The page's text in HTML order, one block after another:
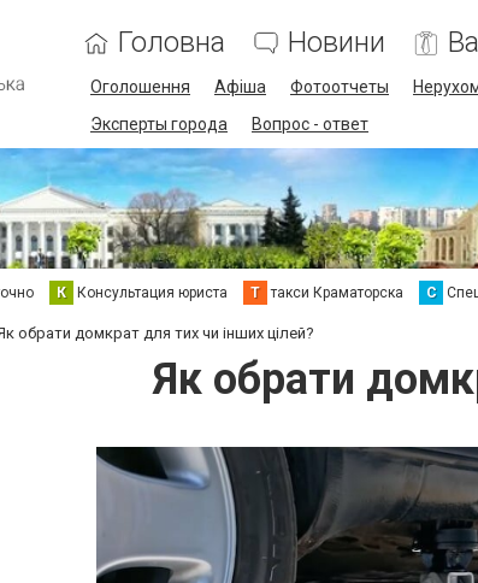
Головна Новини
Оголошення Афіша Фотоотчеты
Эксперты города
Вопрос - ответ
К Консультация юриста Т такси Краматорска С
обрати домкрат для тих чи інших цілей?
Як обрати